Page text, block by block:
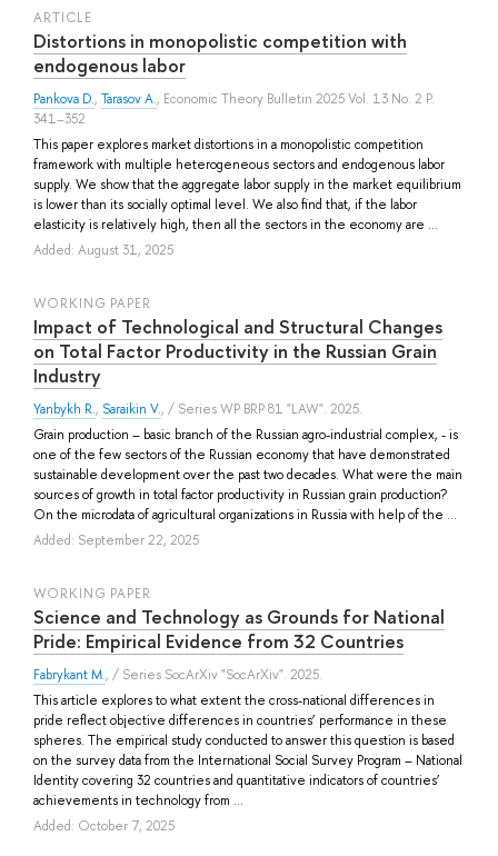
ARTICLE
Distortions in monopolistic competition with
endogenous labor
Pankova D., Tarasov A., Economic Theory Bulletin 2025 Vol. 13 No. 2 P.
341–352
This paper explores market distortions in a monopolistic competition
framework with multiple heterogeneous sectors and endogenous labor
supply. We show that the aggregate labor supply in the market equilibrium
is lower than its socially optimal level. We also find that, if the labor
elasticity is relatively high, then all the sectors in the economy are ...
Added: August 31, 2025
WORKING PAPER
Impact of Technological and Structural Changes
on Total Factor Productivity in the Russian Grain
Industry
Yanbykh R., Saraikin V., / Series WP BRP 81 "LAW". 2025.
Grain production – basic branch of the Russian agro-industrial complex, - is
one of the few sectors of the Russian economy that have demonstrated
sustainable development over the past two decades. What were the main
sources of growth in total factor productivity in Russian grain production?
On the microdata of agricultural organizations in Russia with help of the ...
Added: September 22, 2025
WORKING PAPER
Science and Technology as Grounds for National
Pride: Empirical Evidence from 32 Countries
Fabrykant M., / Series SocArXiv "SocArXiv". 2025.
This article explores to what extent the cross-national differences in
pride reflect objective differences in countries’ performance in these
spheres. The empirical study conducted to answer this question is based
on the survey data from the International Social Survey Program – National
Identity covering 32 countries and quantitative indicators of countries’
achievements in technology from ...
Added: October 7, 2025